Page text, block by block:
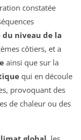
constatée
du niveau de la
côtiers, et a
ainsi que sur la
qui en découle
provoquant des
de chaleur ou des